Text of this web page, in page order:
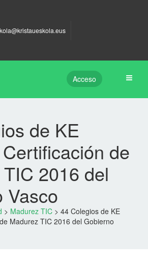
Acceso
de KE
de
2016 del
Vasco
> Madurez TIC > 44 Colegios de KE
Madurez TIC 2016 del Gobierno